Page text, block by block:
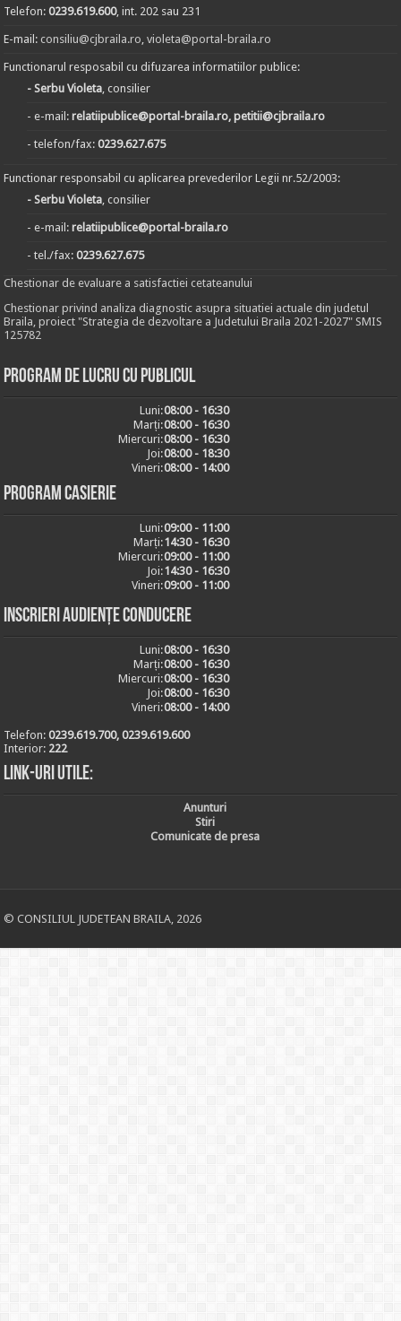
Telefon:0239.619.600, int. 202 sau 231
E-mail:consiliu@cjbraila.ro,violeta@portal-braila.ro
Functionarul resposabil cu difuzarea informatiilor publice:
- Serbu Violeta, consilier
- e-mail:relatiipublice@portal-braila.ro, petitii@cjbraila.ro
- telefon/fax:0239.627.675
Functionar responsabil cu aplicarea prevederilor Legii nr.52/2003:
- Serbu Violeta, consilier
- e-mail:relatiipublice@portal-braila.ro
- tel./fax:0239.627.675
Chestionar de evaluare a satisfactiei cetateanului
Chestionar privind analiza diagnostic asupra situatiei actuale din judetul
Braila, proiect "Strategia de dezvoltare a Judetului Braila 2021-2027" SMIS
125782
Program de lucru cu publicul
Luni:08:00 - 16:30
Marți:08:00 - 16:30
Miercuri:08:00 - 16:30
Joi:08:00 - 18:30
Vineri:08:00 - 14:00
Program casierie
Luni:09:00 - 11:00
Marți:14:30 - 16:30
Miercuri:09:00 - 11:00
Joi:14:30 - 16:30
Vineri:09:00 - 11:00
Inscrieri audiențe conducere
Luni:08:00 - 16:30
Marți:08:00 - 16:30
Miercuri:08:00 - 16:30
Joi:08:00 - 16:30
Vineri:08:00 - 14:00
Telefon:0239.619.700, 0239.619.600
Interior: 222
Link-uri utile:
Anunturi
Stiri
Comunicate de presa
© CONSILIUL JUDETEAN BRAILA, 2026